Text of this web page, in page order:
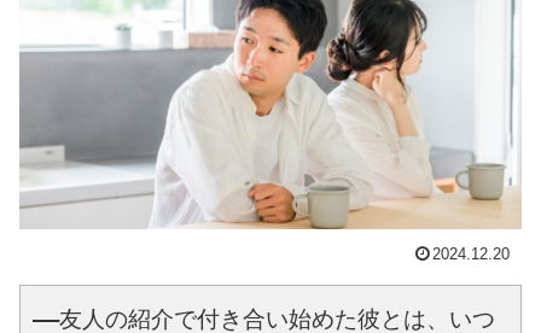
2024.12.20
――友人の紹介で付き合い始めた彼とは、いつ